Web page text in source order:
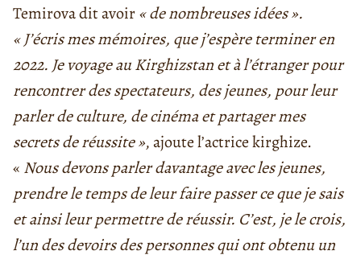
Temirova dit avoir« de nombreuses idées ».
« J’écris mes mémoires, que j’espère terminer en
2022. Je voyage au Kirghizstan et à l’étranger pour
rencontrer des spectateurs, des jeunes, pour leur
parler de culture, de cinéma et partager mes
secrets de réussite », ajoute l’actrice kirghize.
« Nous devons parler davantage avec les jeunes,
prendre le temps de leur faire passer ce que je sais
et ainsi leur permettre de réussir. C’est, je le crois,
l’un des devoirs des personnes qui ont obtenu un